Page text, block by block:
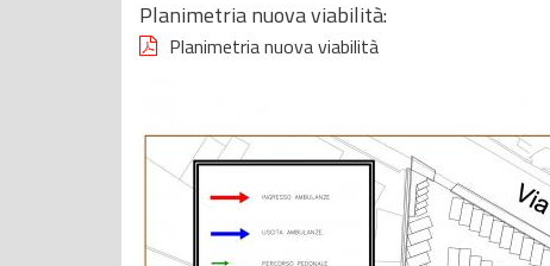
Planimetria nuova viabilità:
Planimetria nuova viabilità